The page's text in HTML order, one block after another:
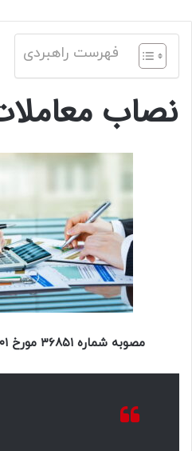
فهرست راهبردی
نصاب معاملات
مصوبه شماره ۳۶۸۵۱ مورخ ۱۴۰۳/۰۳/۰۱ هیات وزیران